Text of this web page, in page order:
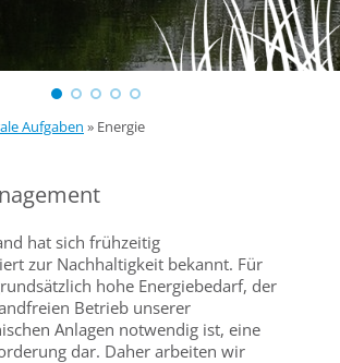
Aufgaben » Energie
hat sich frühzeitig
zur Nachhaltigkeit bekannt. Für
hohe Energiebedarf, der
Betrieb unserer
Anlagen notwendig ist, eine
dar. Daher arbeiten wir